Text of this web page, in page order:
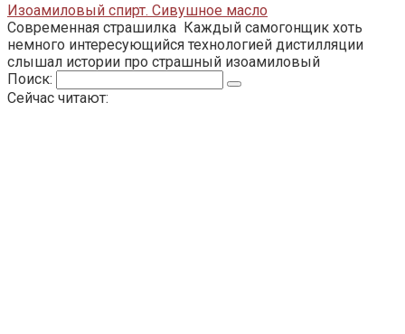
Изоамиловый спирт. Сивушное масло
Современная страшилка Каждый самогонщик хоть
немного интересующийся технологией дистилляции
слышал истории про страшный изоамиловый
Поиск:
Сейчас читают: